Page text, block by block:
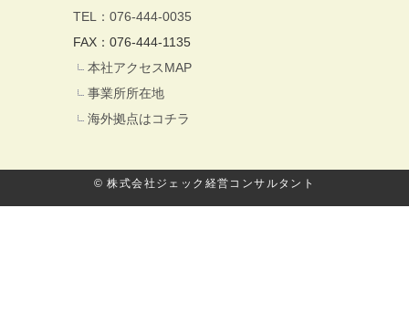
TEL：076-444-0035
FAX：076-444-1135
本社アクセスMAP
事業所所在地
海外拠点はコチラ
© 株式会社ジェック経営コンサルタント